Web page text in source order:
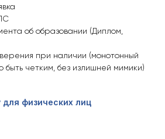
об образовании (Диплом,
при наличии (монотонный
быть четким, без излишней мимики)
для физических лиц